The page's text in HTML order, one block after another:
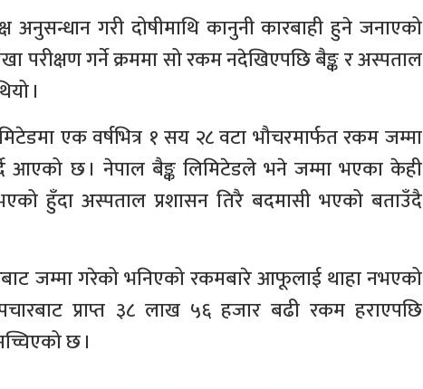
अनुसन्धान गरी दोषीमाथि कानुनी कारबाही हुने जनाएको
परीक्षण गर्ने क्रममा सो रकम नदेखिएपछि बैङ्क र अस्पताल
।
एक वर्षभित्र १ सय २८ वटा भौचरमार्फत रकम जम्मा
आएको छ । नेपाल बैङ्क लिमिटेडले भने जम्मा भएका केही
हुँदा अस्पताल प्रशासन तिरै बदमासी भएको बताउँदै
जम्मा गरेको भनिएको रकमबारे आफूलाई थाहा नभएको
प्राप्त ३८ लाख ५६ हजार बढी रकम हराएपछि
छ ।